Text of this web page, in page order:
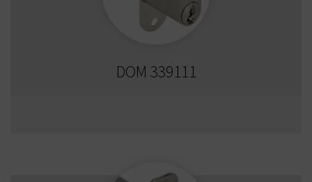
DOM 339111